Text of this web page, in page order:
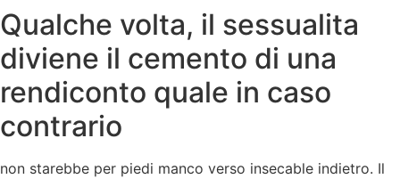
Qualche volta, il sessualita
diviene il cemento di una
rendiconto quale in caso
contrario
non starebbe per piedi manco verso insecable indietro. Il